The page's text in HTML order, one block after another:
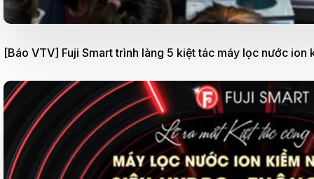
[Báo VTV] Fuji Smart trình làng 5 kiệt tác máy lọc nước